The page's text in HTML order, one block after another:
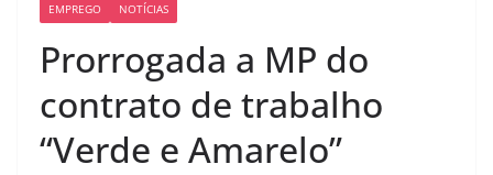
EMPREGO NOTÍCIAS
Prorrogada a MP do
contrato de trabalho
“Verde e Amarelo”